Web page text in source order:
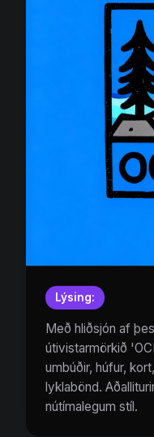
Lýsing:
Með hliðsjón af
útivistarmörkið
umbúðir, húfur,
lyklabönd.
nútímalegum stíl.